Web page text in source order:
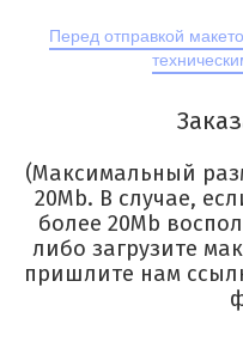
Перед отправкой
(Максимальный
20Mb. В случае,
более 20Mb
либо загрузите
пришлите нам